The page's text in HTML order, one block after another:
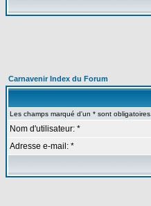
Carnavenir Index du Forum
Les champs marqué d'un * sont obligatoires.
Nom d'utilisateur: *
Adresse e-mail: *